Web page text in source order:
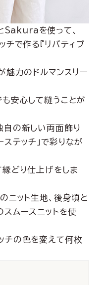
を使って、
チで作る『リバティプ
魅力のドルマンスリー
安心して縫うことが
自の新しい両面飾り
ステッチ」で彩りなが
どり仕上げをしま
ニット生地、後身頃と
ムースニットを使
チの色を変えて何枚